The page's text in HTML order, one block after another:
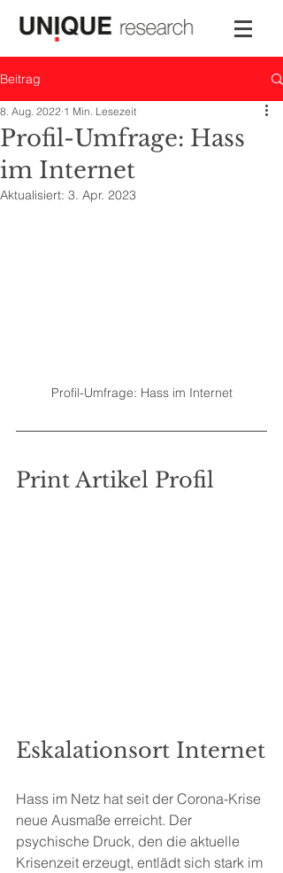
Beitrag
Profil-Umfrage: Hass
im Internet
8. Aug. 2022 1 Min. Lesezeit
Aktualisiert: 3. Apr. 2023
Profil-Umfrage: Hass im Internet
Print Artikel Profil
Eskalationsort Internet
Hass im Netz hat seit der Corona-Krise
neue Ausmaße erreicht. Der
psychische Druck, den die aktuelle
Krisenzeit erzeugt, entlädt sich stark im